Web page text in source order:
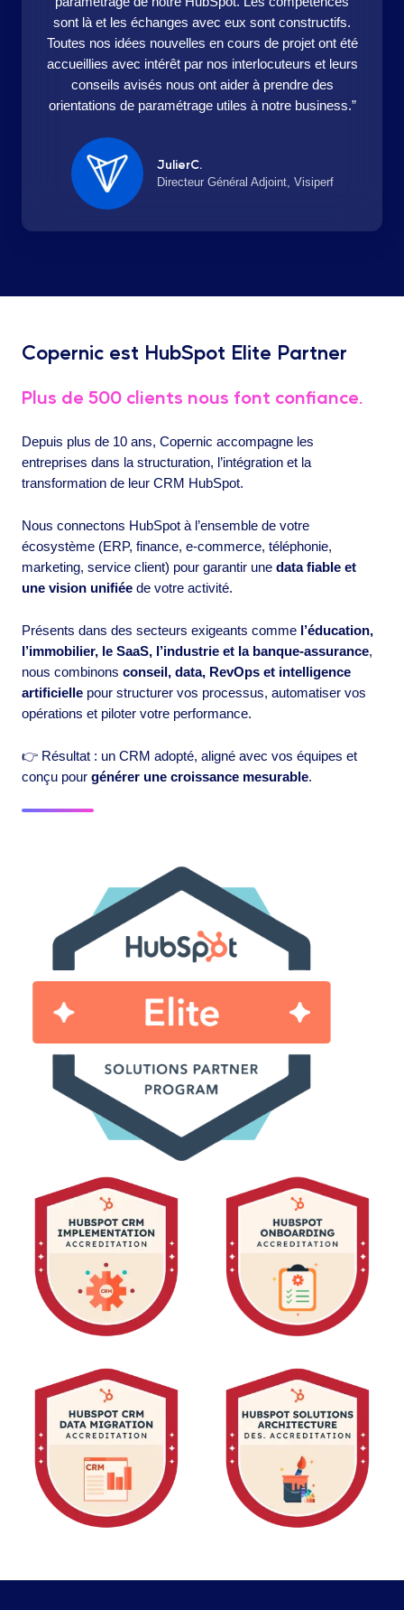
sont là et les échanges avec eux sont constructifs.
Toutes nos idées nouvelles en cours de projet ont été
accueillies avec intérêt par nos interlocuteurs et leurs
conseils avisés nous ont aider à prendre des
orientations de paramétrage utiles à notre business.”
JulierC.
Directeur Général Adjoint, Visiperf
Copernic est HubSpot Elite Partner
Plus de 500 clients nous font confiance.
Depuis plus de 10 ans, Copernic accompagne les
entreprises dans la structuration, l’intégration et la
transformation de leur CRM HubSpot.
Nous connectons HubSpot à l’ensemble de votre
écosystème (ERP, finance, e-commerce, téléphonie,
marketing, service client) pour garantir une data fiable et
une vision unifiée de votre activité.
Présents dans des secteurs exigeants comme l’éducation,
l’immobilier, le SaaS, l’industrie et la banque-assurance,
nous combinons conseil, data, RevOps et intelligence
artificielle pour structurer vos processus, automatiser vos
opérations et piloter votre performance.
👉 Résultat : un CRM adopté, aligné avec vos équipes et
conçu pour générer une croissance mesurable.